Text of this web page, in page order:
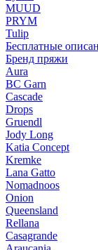
MUUD
PRYM
Tulip
Бесплатные
Бренд пряжи
Aura
BC Garn
Cascade
Drops
Gruendl
Jody Long
Katia Concept
Kremke
Lana Gatto
Nomadnoos
Onion
Queensland
Rellana
Casagrande